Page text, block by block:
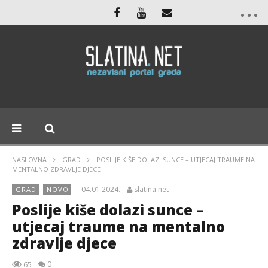
NASLOVNA GRAD
POSLIJE KIŠE DOLAZI SUNCE – UTJECAJ TRAUME NA
MENTALNO ZDRAVLJE DJECE
GRAD NOVO 04.01.2024. slatina.net
Poslije kiše dolazi sunce –
utjecaj traume na mentalno
zdravlje djece
65 0